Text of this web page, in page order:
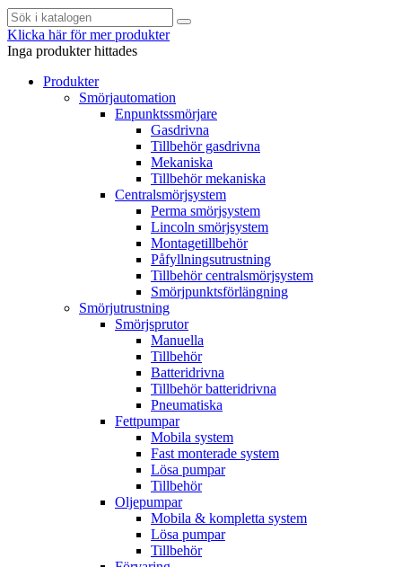
Klicka här för mer produkter
Inga produkter hittades
Produkter
Smörjautomation
Enpunktssmörjare
Gasdrivna
Tillbehör gasdrivna
Mekaniska
Tillbehör mekaniska
Centralsmörjsystem
Perma smörjsystem
Lincoln smörjsystem
Montagetillbehör
Påfyllningsutrustning
Tillbehör centralsmörjsystem
Smörjpunktsförlängning
Smörjutrustning
Smörjsprutor
Manuella
Tillbehör
Batteridrivna
Tillbehör batteridrivna
Pneumatiska
Fettpumpar
Mobila system
Fast monterade system
Lösa pumpar
Tillbehör
Oljepumpar
Mobila & kompletta system
Lösa pumpar
Tillbehör